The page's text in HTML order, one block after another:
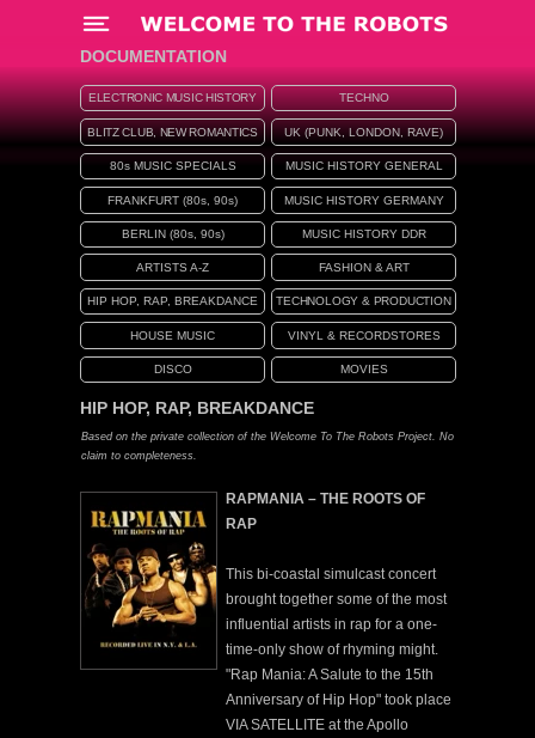
Menü
DOCUMENTATION
HIP HOP, RAP, BREAKDANCE
Based on the private collection of the Welcome To The Robots Project. No
claim to completeness.
RAPMANIA – THE ROOTS OF
RAP
This bi-coastal simulcast concert
brought together some of the most
influential artists in rap for a one-
time-only show of rhyming might.
"Rap Mania: A Salute to the 15th
Anniversary of Hip Hop" took place
VIA SATELLITE at the Apollo
ELECTRONIC MUSIC HISTORY TECHNO
BLITZ CLUB, NEW ROMANTICS UK (PUNK, LONDON, RAVE)
ARTISTS A-Z FASHION & ART
80s MUSIC SPECIALS MUSIC HISTORY GENERAL
HIP HOP, RAP, BREAKDANCE TECHNOLOGY & PRODUCTION
FRANKFURT (80s, 90s) MUSIC HISTORY GERMANY
HOUSE MUSIC VINYL & RECORDSTORES
BERLIN (80s, 90s) MUSIC HISTORY DDR
DISCO MOVIES